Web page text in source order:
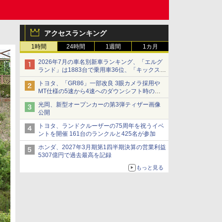
アクセスランキング
1時間 24時間 1週間 1カ月
2026年7月の車名別新車ランキング、「エルグ
ランド」は1883台で乗用車36位、「キックス」
は2591台で27位に
トヨタ、「GR86」一部改良 3眼カメラ採用や
MT仕様の5速から4速へのダウンシフト時の操
作性向上など
光岡、新型オープンカーの第3弾ティザー画像
公開
トヨタ、ランドクルーザーの75周年を祝うイベ
ントを開催 161台のランクルと425名が参加
ホンダ、2027年3月期第1四半期決算の営業利益
5307億円で過去最高を記録
もっと見る